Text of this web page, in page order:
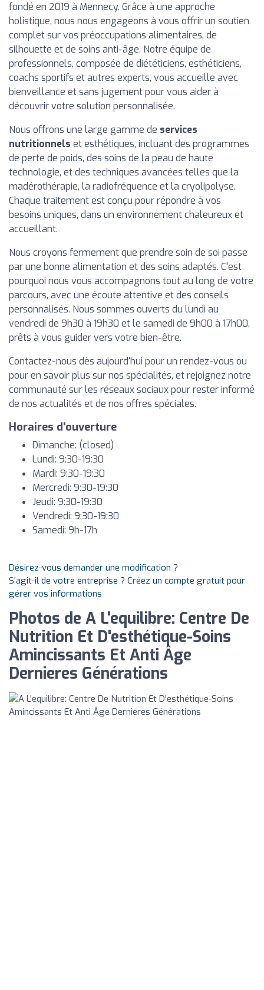
fondé en 2019 à Mennecy. Grâce à une approche
holistique, nous nous engageons à vous offrir un soutien
complet sur vos préoccupations alimentaires, de
silhouette et de soins anti-âge. Notre équipe de
professionnels, composée de diététiciens, esthéticiens,
coachs sportifs et autres experts, vous accueille avec
bienveillance et sans jugement pour vous aider à
découvrir votre solution personnalisée.
Nous offrons une large gamme de services
nutritionnels et esthétiques, incluant des programmes
de perte de poids, des soins de la peau de haute
technologie, et des techniques avancées telles que la
madérothérapie, la radiofréquence et la cryolipolyse.
Chaque traitement est conçu pour répondre à vos
besoins uniques, dans un environnement chaleureux et
accueillant.
Nous croyons fermement que prendre soin de soi passe
par une bonne alimentation et des soins adaptés. C'est
pourquoi nous vous accompagnons tout au long de votre
parcours, avec une écoute attentive et des conseils
personnalisés. Nous sommes ouverts du lundi au
vendredi de 9h30 à 19h30 et le samedi de 9h00 à 17h00,
prêts à vous guider vers votre bien-être.
Contactez-nous dès aujourd'hui pour un rendez-vous ou
pour en savoir plus sur nos spécialités, et rejoignez notre
communauté sur les réseaux sociaux pour rester informé
de nos actualités et de nos offres spéciales.
Horaires d'ouverture
Dimanche: (closed)
Lundi: 9:30-19:30
Mardi: 9:30-19:30
Mercredi: 9:30-19:30
Jeudi: 9:30-19:30
Vendredi: 9:30-19:30
Samedi: 9h-17h
Désirez-vous demander une modification ?
S'agit-il de votre entreprise ? Créez un compte gratuit pour
gérer vos informations
Photos de A L'equilibre: Centre De
Nutrition Et D'esthétique-Soins
Amincissants Et Anti Âge
Dernieres Générations